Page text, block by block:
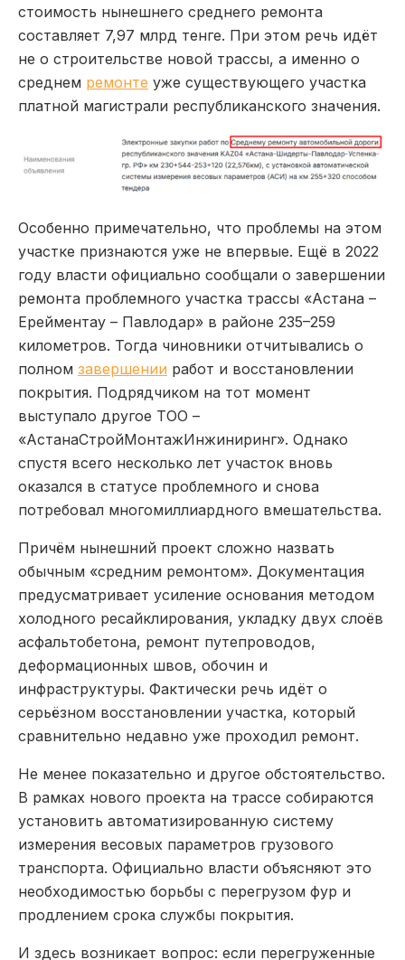
стоимость нынешнего среднего ремонта
составляет 7,97 млрд тенге. При этом речь идёт
не о строительстве новой трассы, а именно о
среднем ремонте уже существующего участка
платной магистрали республиканского значения.
Особенно примечательно, что проблемы на этом
участке признаются уже не впервые. Ещё в 2022
году власти официально сообщали о завершении
ремонта проблемного участка трассы «Астана –
Ерейментау – Павлодар» в районе 235–259
километров. Тогда чиновники отчитывались о
полном завершении работ и восстановлении
покрытия. Подрядчиком на тот момент
выступало другое ТОО –
«АстанаСтройМонтажИнжиниринг». Однако
спустя всего несколько лет участок вновь
оказался в статусе проблемного и снова
потребовал многомиллиардного вмешательства.
Причём нынешний проект сложно назвать
обычным «средним ремонтом». Документация
предусматривает усиление основания методом
холодного ресайклирования, укладку двух слоёв
асфальтобетона, ремонт путепроводов,
деформационных швов, обочин и
инфраструктуры. Фактически речь идёт о
серьёзном восстановлении участка, который
сравнительно недавно уже проходил ремонт.
Не менее показательно и другое обстоятельство.
В рамках нового проекта на трассе собираются
установить автоматизированную систему
измерения весовых параметров грузового
транспорта. Официально власти объясняют это
необходимостью борьбы с перегрузом фур и
продлением срока службы покрытия.
И здесь возникает вопрос: если перегруженные